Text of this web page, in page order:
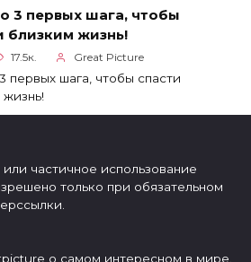
3 первых шага, чтобы
близким жизнь!
17.5к. Great Picture
первых шага, чтобы спасти
частичное использование
только при обязательном
о самом интересном в мире.